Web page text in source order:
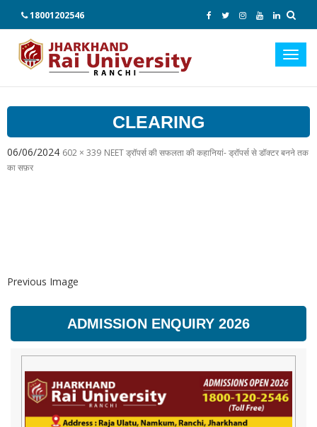
18001202546
CLEARING
06/06/2024 602 × 339 NEET ड्रॉपर्स की सफलता की कहानियां- ड्रॉपर्स से डॉक्टर बनने तक
का सफ़र
Previous Image
ADMISSION ENQUIRY 2026